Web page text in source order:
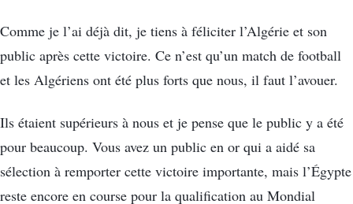
Comme je l’ai déjà dit, je tiens à féliciter l’Algérie et son
public après cette victoire. Ce n’est qu’un match de football
et les Algériens ont été plus forts que nous, il faut l’avouer.
Ils étaient supérieurs à nous et je pense que le public y a été
pour beaucoup. Vous avez un public en or qui a aidé sa
sélection à remporter cette victoire importante, mais l’Égypte
reste encore en course pour la qualification au Mondial